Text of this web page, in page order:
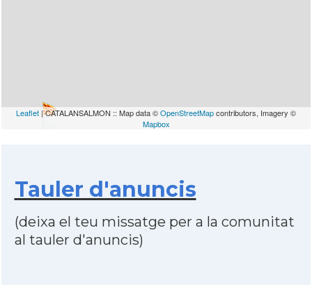
Leaflet | CATALANSALMON :: Map data ©OpenStreetMapcontributors, Imagery ©
Mapbox
Tauler d'anuncis
(deixa el teu missatge per a la comunitat
al tauler d'anuncis)